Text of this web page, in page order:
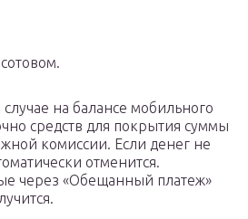
на балансе мобильного
средств для покрытия суммы
комиссии. Если денег не
отменится.
через «Обещанный платеж»